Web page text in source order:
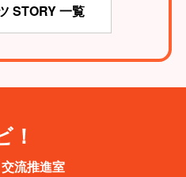
STORY 一覧
！
流推進室